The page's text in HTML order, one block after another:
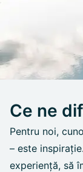
Ce ne
Pentru noi,
– este
experiență, să